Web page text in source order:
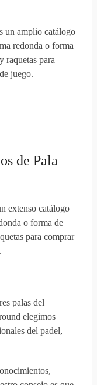
un amplio catálogo
redonda o forma
raquetas para
juego.
de Pala
extenso catálogo
o forma de
para comprar
palas del
elegimos
del padel,